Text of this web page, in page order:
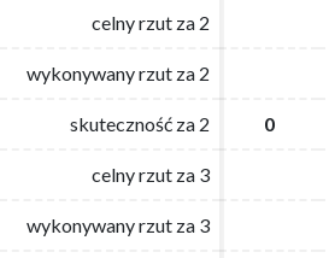
celny rzut za 2
wykonywany rzut za 2
skuteczność za 2 0
celny rzut za 3
wykonywany rzut za 3
celny rzut za 2
wykonywany rzut za 2
skuteczność za 2 0
celny rzut za 3
wykonywany rzut za 3